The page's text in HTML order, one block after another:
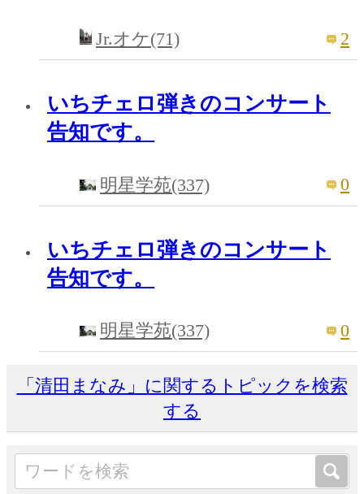
Jr.オケ(71) 2
いちチェロ弾きのコンサート
告知です。
明星学苑(337) 0
いちチェロ弾きのコンサート
告知です。
明星学苑(337) 0
「清田まなみ」に関するトピックを検索
する